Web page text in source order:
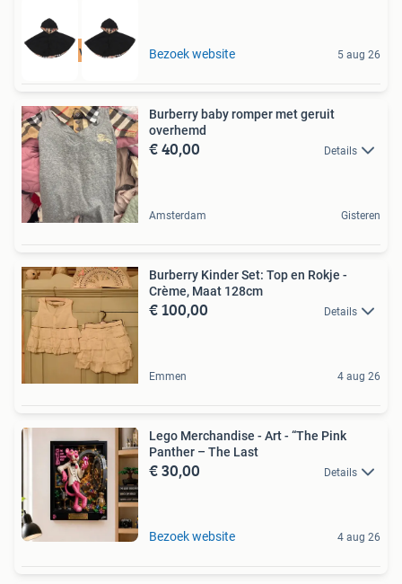
Tot 75% voordeel Bezoek website 5 aug 26
Burberry baby romper met geruit
overhemd
€ 40,00 Details
Amsterdam Gisteren
Burberry Kinder Set: Top en Rokje -
Crème, Maat 128cm
€ 100,00 Details
Emmen 4 aug 26
Lego Merchandise - Art - “The Pink
Panther – The Last
€ 30,00 Details
Bezoek website 4 aug 26